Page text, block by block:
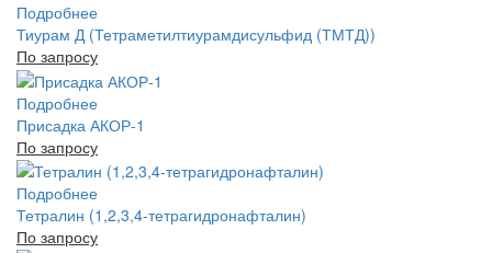
Подробнее
Тиурам Д (Тетраметилтиурамдисульфид (ТМТД))
По запросу
Подробнее
Присадка АКОР-1
По запросу
Подробнее
Тетралин (1,2,3,4-тетрагидронафталин)
По запросу